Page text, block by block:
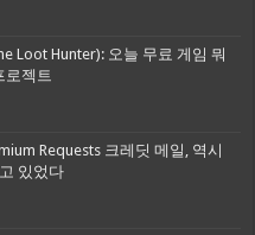
Loot Hunter): 오늘 무료 게임 뭐
로젝트
Requests 크레딧 메일, 역시
있었다